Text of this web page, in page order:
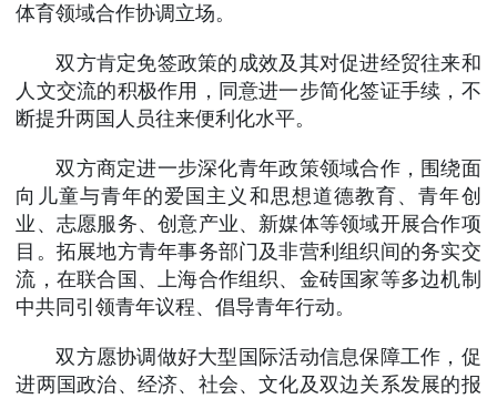
体育领域合作协调立场。
双方肯定免签政策的成效及其对促进经贸往来和
人文交流的积极作用，同意进一步简化签证手续，不
断提升两国人员往来便利化水平。
双方商定进一步深化青年政策领域合作，围绕面
向儿童与青年的爱国主义和思想道德教育、青年创
业、志愿服务、创意产业、新媒体等领域开展合作项
目。拓展地方青年事务部门及非营利组织间的务实交
流，在联合国、上海合作组织、金砖国家等多边机制
中共同引领青年议程、倡导青年行动。
双方愿协调做好大型国际活动信息保障工作，促
进两国政治、经济、社会、文化及双边关系发展的报